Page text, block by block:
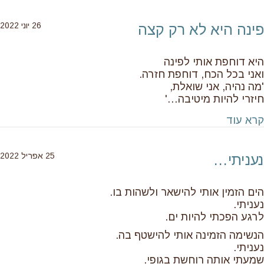
פינה היא לא רק קצה 26 יוני 2022
היא דוחפת אותי לפינה
ואני בכל הכח, דוחפת חזרה.
'מה נהיה, אני שואלת,
חיזרי להיות מיטיבה…'
קרא עוד
נעניתי… 25 אפריל 2022
הים הזמין אותי להישאר ולשהות בו.
נעניתי.
לרגע הפכתי להיות ים.
הנשימה הזמינה אותי להישטף בה.
נעניתי.
שמעתי אותה רוחשת בגופי.